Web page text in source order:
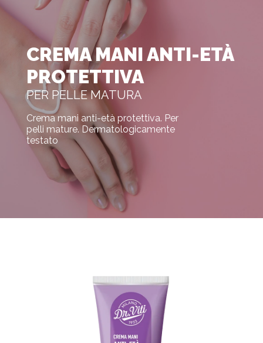
CREMA MANI ANTI-ETÀ
PROTETTIVA
PER PELLE MATURA
Crema mani anti-età protettiva. Per
pelli mature. Dermatologicamente
testato